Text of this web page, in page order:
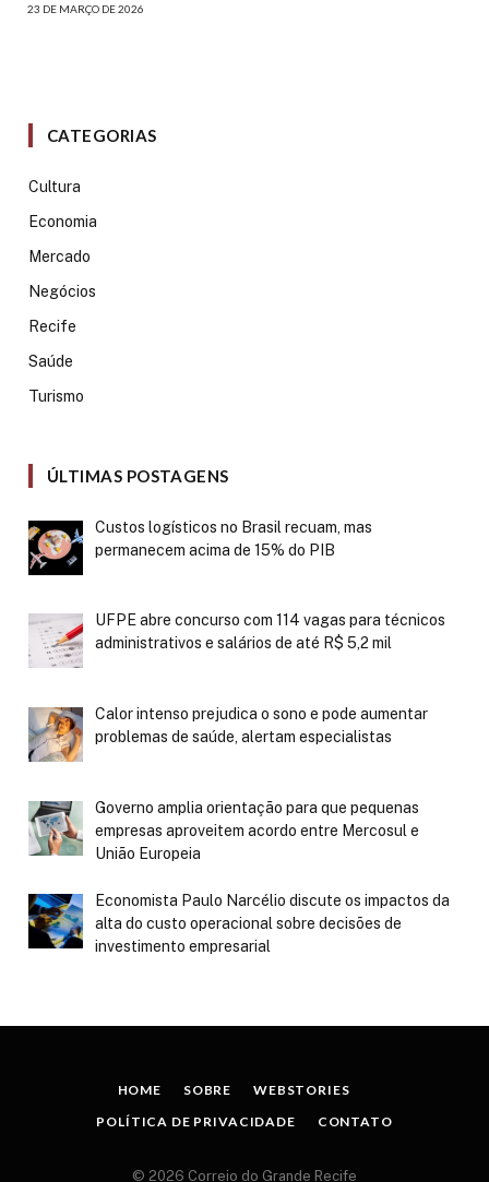
23 DE MARÇO DE 2026
CATEGORIAS
Cultura
Economia
Mercado
Negócios
Recife
Saúde
Turismo
ÚLTIMAS POSTAGENS
Custos logísticos no Brasil recuam, mas
permanecem acima de 15% do PIB
UFPE abre concurso com 114 vagas para técnicos
administrativos e salários de até R$ 5,2 mil
Calor intenso prejudica o sono e pode aumentar
problemas de saúde, alertam especialistas
Governo amplia orientação para que pequenas
empresas aproveitem acordo entre Mercosul e
União Europeia
Economista Paulo Narcélio discute os impactos da
alta do custo operacional sobre decisões de
investimento empresarial
HOME SOBRE
WEBSTORIES
POLÍTICA DE PRIVACIDADE
CONTATO
© 2026 Correio do Grande Recife